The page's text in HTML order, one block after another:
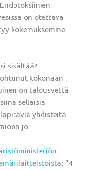
on otettava
kokemuksemme
sisältää?
kokonaan
on talousvettä
sellaisia
yhdisteitä
jo
; ”4